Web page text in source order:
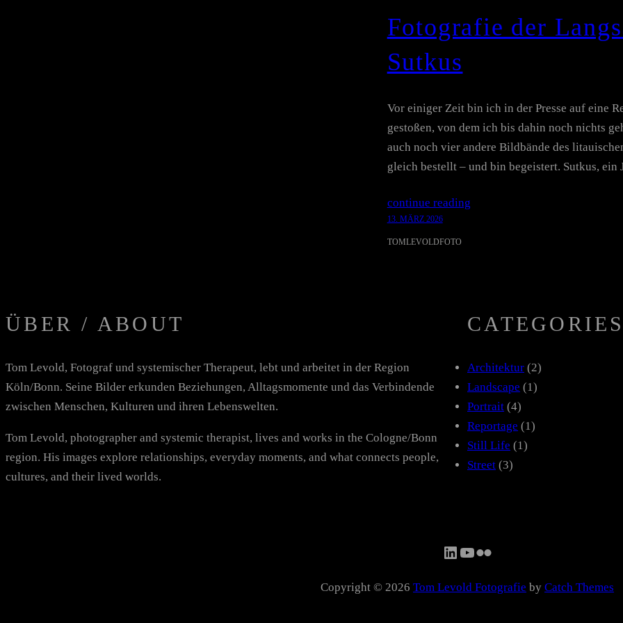
Fotografie der
Sutkus
Vor einiger Zeit bin ich in der Presse auf eine
gestoßen, von dem ich bis dahin noch nichts
auch noch vier andere Bildbände des
gleich bestellt – und bin begeistert. Sutkus, ein
continue reading
13. MÄRZ 2026
TOMLEVOLDFOTO
ÜBER / ABOUT
Tom Levold, Fotograf und systemischer Therapeut, lebt und arbeitet in der Region
Köln/Bonn. Seine Bilder erkunden Beziehungen, Alltagsmomente und das Verbindende
zwischen Menschen, Kulturen und ihren Lebenswelten.
Tom Levold, photographer and systemic therapist, lives and works in the Cologne/Bonn
region. His images explore relationships, everyday moments, and what connects people,
cultures, and their lived worlds.
CATEGORIES
Architektur (2)
Landscape (1)
Portrait (4)
Reportage (1)
Still Life (1)
Street (3)
LinkedIn
YouTube
Flickr
Copyright © 2026 Tom Levold Fotografie by Catch Themes